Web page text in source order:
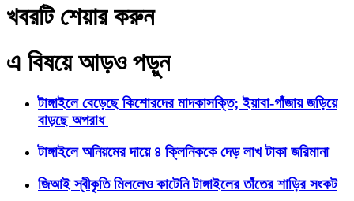
খবরটি শেয়ার করুন
এ বিষয়ে আড়ও পড়ুন
টাঙ্গাইলে বেড়েছে কিশোরদের মাদকাসক্তি; ইয়াবা-গাঁজায় জড়িয়ে
বাড়ছে অপরাধ
টাঙ্গাইলে অনিয়মের দায়ে ৪ ক্লিনিককে দেড় লাখ টাকা জরিমানা
জিআই স্বীকৃতি মিললেও কাটেনি টাঙ্গাইলের তাঁতের শাড়ির সংকট